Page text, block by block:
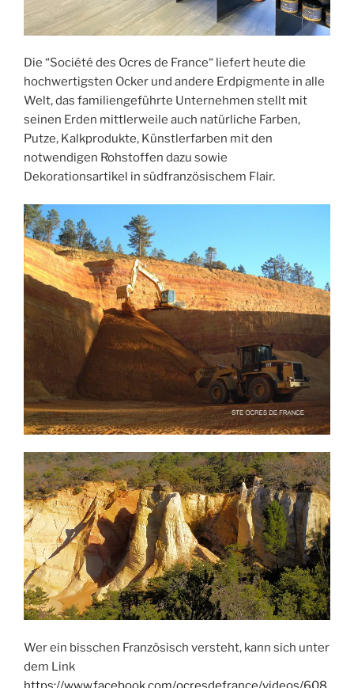
Die “Société des Ocres de France“ liefert heute die
hochwertigsten Ocker und andere Erdpigmente in alle
Welt, das familiengeführte Unternehmen stellt mit
seinen Erden mittlerweile auch natürliche Farben,
Putze, Kalkprodukte, Künstlerfarben mit den
notwendigen Rohstoffen dazu sowie
Dekorationsartikel in südfranzösischem Flair.
Wer ein bisschen Französisch versteht, kann sich unter
dem Link